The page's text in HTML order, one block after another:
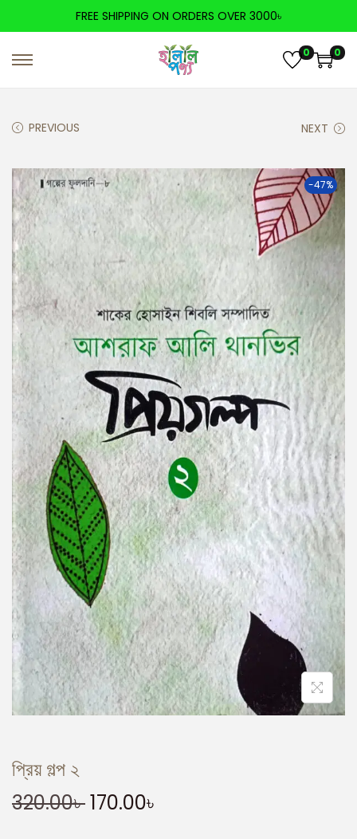
FREE SHIPPING ON ORDERS OVER 3000৳
0 0
PREVIOUS NEXT
-47%
প্রিয় গল্প ২
320.00৳170.00৳